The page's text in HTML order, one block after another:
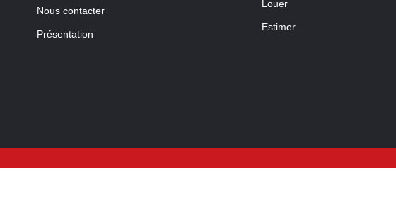
Nous contacter
Présentation
Louer
Estimer